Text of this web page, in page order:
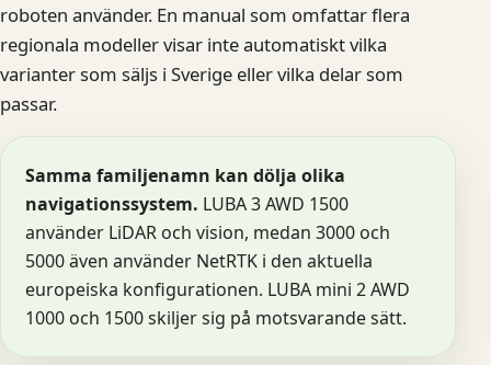
roboten använder. En manual som omfattar flera
regionala modeller visar inte automatiskt vilka
varianter som säljs i Sverige eller vilka delar som
passar.
Samma familjenamn kan dölja olika
navigationssystem. LUBA 3 AWD 1500
använder LiDAR och vision, medan 3000 och
5000 även använder NetRTK i den aktuella
europeiska konfigurationen. LUBA mini 2 AWD
1000 och 1500 skiljer sig på motsvarande sätt.